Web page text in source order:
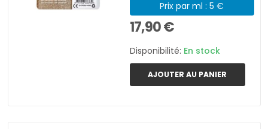
Prix par ml : 5 €
17,90 €
Disponibilité: En stock
AJOUTER AU PANIER